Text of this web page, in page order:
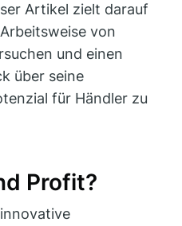
Artikel zielt darauf
von
und einen
über seine
für Händler zu
Profit?